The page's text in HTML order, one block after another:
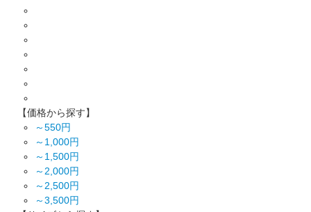
【価格から探す】
～550円
～1,000円
～1,500円
～2,000円
～2,500円
～3,500円